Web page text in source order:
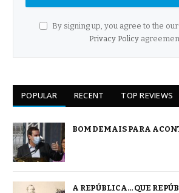
By signing up, you agree to the
Privacy Policy
POPULAR RECENT TOP REVIEWS
BOM DEMAIS PARA
A REPÚBLICA… QUE